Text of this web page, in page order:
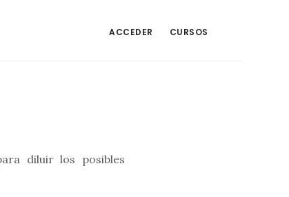
ACCEDER CURSOS
diluir los posibles